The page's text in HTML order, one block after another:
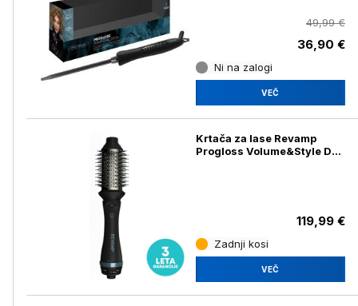
49,99 €
36,90 €
Ni na zalogi
VEČ
Krtača za lase Revamp
Progloss Volume&Style DR-
119,99 €
Zadnji kosi
VEČ